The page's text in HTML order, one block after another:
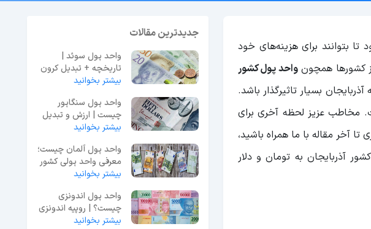
بتوانند برای هزینه‌های خود
کشورها همچونواحد پول کشور
بسیار تاثیرگذار باشد.
مخاطب عزیز لحظه آخری برای
مقاله با ما همراه باشید،
آذربایجان به تومان و دلار
جدیدترین مقالات
واحد پول سوئد |
تاریخچه + تبدیل کرون
به ارزهای بین‌المللی
بیشتر بخوانید
واحد پول سنگاپور
چیست | ارزش و تبدیل
به تومان و دلار + عکس
بیشتر بخوانید
واحد پول آلمان چیست؛
معرفی واحد پولی کشور
آلمان
بیشتر بخوانید
واحد پول اندونزی
چیست؟ | روپیه اندونزی
(باعلامت IDR)
بیشتر بخوانید